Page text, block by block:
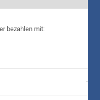
bezahlen mit: